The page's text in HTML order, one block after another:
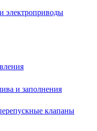
электроприводы
и заполнения
клапаны